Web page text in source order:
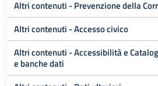
Altri contenuti - Prevenzione della
Altri contenuti - Accesso civico
Altri contenuti - Accessibilità e
e banche dati